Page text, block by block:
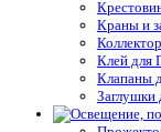
Краны и
Клей для
Клапаны
Заглушки